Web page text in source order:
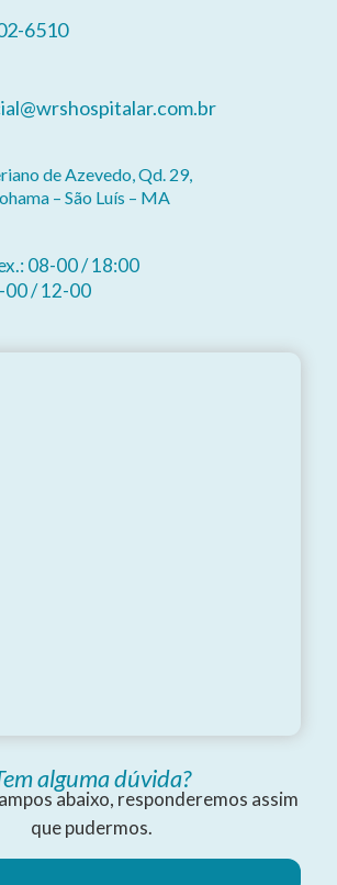
6510
de Azevedo, Qd. 29,
– São Luís – MA
08-00 / 18:00
00 / 12-00
alguma dúvida?
abaixo, responderemos assim
que pudermos.